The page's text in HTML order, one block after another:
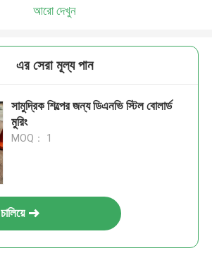
আরো দেখুন
এর সেরা মূল্য পান
সামুদ্রিক শিল্পের জন্য ডিএনভি স্টিল বোলার্ড
মুরিং
MOQ： 1
চালিয়ে